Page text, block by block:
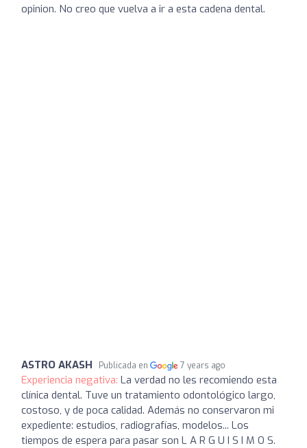
opinion. No creo que vuelva a ir a esta cadena dental.
ASTRO AKASH Publicada en 7 years ago
Experiencia negativa: La verdad no les recomiendo esta
clínica dental. Tuve un tratamiento odontológico largo,
costoso, y de poca calidad. Además no conservaron mi
expediente: estudios, radiografías, modelos... Los
tiempos de espera para pasar son L A R G U I S I M O S.